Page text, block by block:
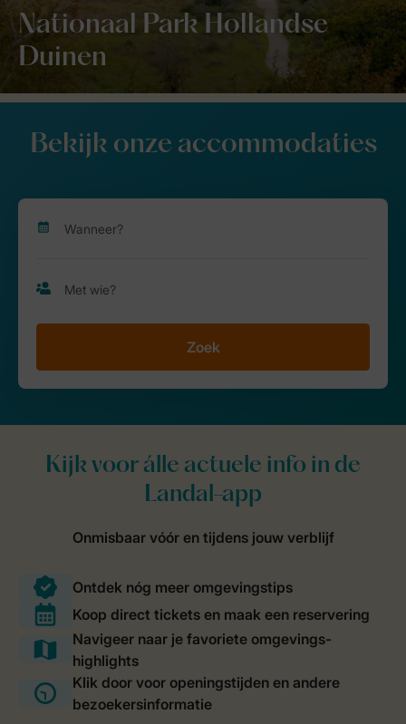
Nationaal Park Hollandse
Duinen
Bekijk onze accommodaties
Zoek